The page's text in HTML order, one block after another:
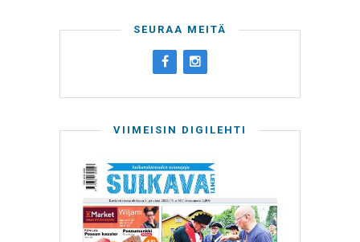
SEURAA MEITÄ
VIIMEISIN DIGILEHTI